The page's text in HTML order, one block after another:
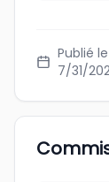
Publié le
7/31/